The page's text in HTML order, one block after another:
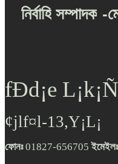
নির্বাহি সম্পাদক -
fÐd¡e
¢jlf¤l-13,Y¡L¡
ফোনঃ01827-656705ইমেইলঃ